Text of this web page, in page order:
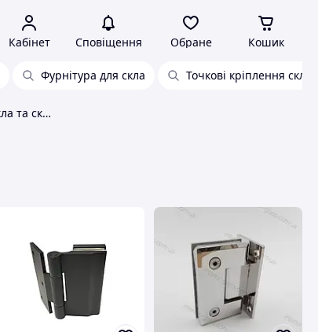
Кабінет Сповіщення Обране Кошик
Фурнітура для скла Точкові кріплення скла
Системи кріплення для скла та скляних конструкцій Haideli